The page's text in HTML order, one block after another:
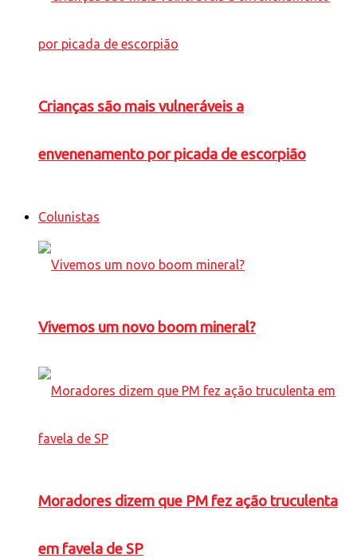
Crianças são mais vulneráveis a
envenenamento por picada de escorpião
Colunistas
Vivemos um novo boom mineral?
Moradores dizem que PM fez ação truculenta
em favela de SP